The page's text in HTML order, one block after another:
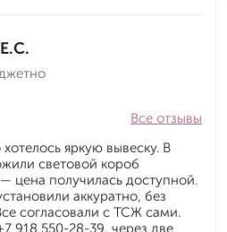
Все отзывы
яркую вывеску. В
световой короб
цена получилась доступной.
аккуратно, без
согласовали с ТСЖ сами.